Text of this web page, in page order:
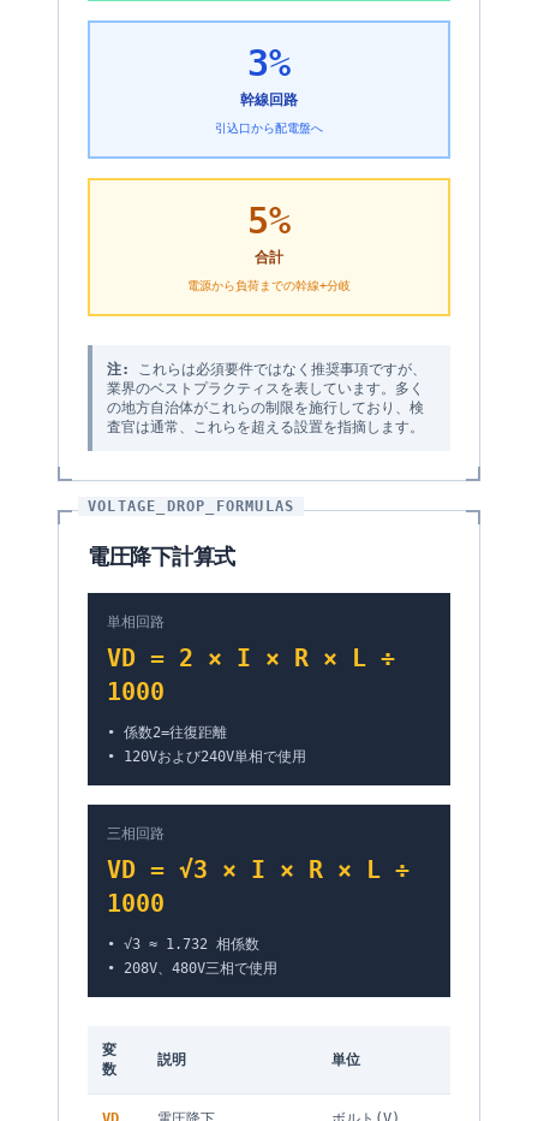
3%
幹線回路
引込口から配電盤へ
5%
合計
電源から負荷までの幹線+分岐
注:
これらは必須要件ではなく推奨事項ですが、
業界のベストプラクティスを表しています。多く
の地方自治体がこれらの制限を施行しており、検
査官は通常、これらを超える設置を指摘します。
VOLTAGE_DROP_FORMULAS
電圧降下計算式
単相回路
VD = 2 × I × R × L ÷
1000
• 係数2=往復距離
• 120Vおよび240V単相で使用
三相回路
VD = √3 × I × R × L ÷
1000
• √3 ≈ 1.732 相係数
• 208V、480V三相で使用
変
数
説明 単位